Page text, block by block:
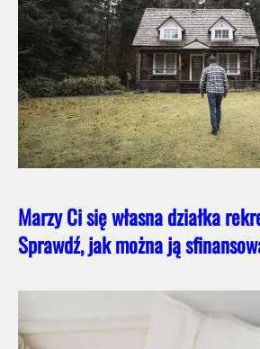
Marzy Ci się własna działka
Sprawdź, jak można ją